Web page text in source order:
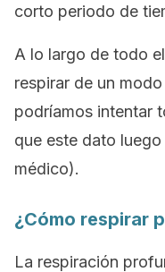
corto periodo de
A lo largo de todo
respirar de un
podríamos intentar
que este dato
médico).
¿Cómo respirar
La respiración